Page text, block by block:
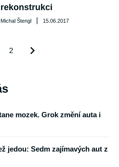
rekonstrukci
Michal Štengl | 15.06.2017
2
mozek. Grok změní auta i
jedou: Sedm zajímavých aut z